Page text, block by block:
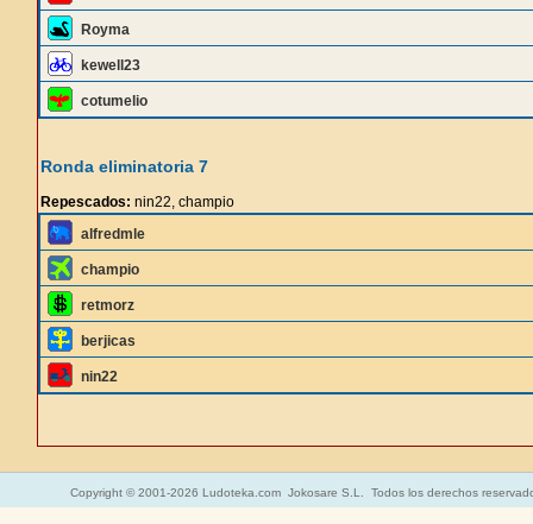
Royma
kewell23
cotumelio
Ronda eliminatoria 7
Repescados: nin22, champio
alfredmle
champio
retmorz
berjicas
nin22
Copyright © 2001-2026 Ludoteka.com Jokosare S.L. Todos los derechos